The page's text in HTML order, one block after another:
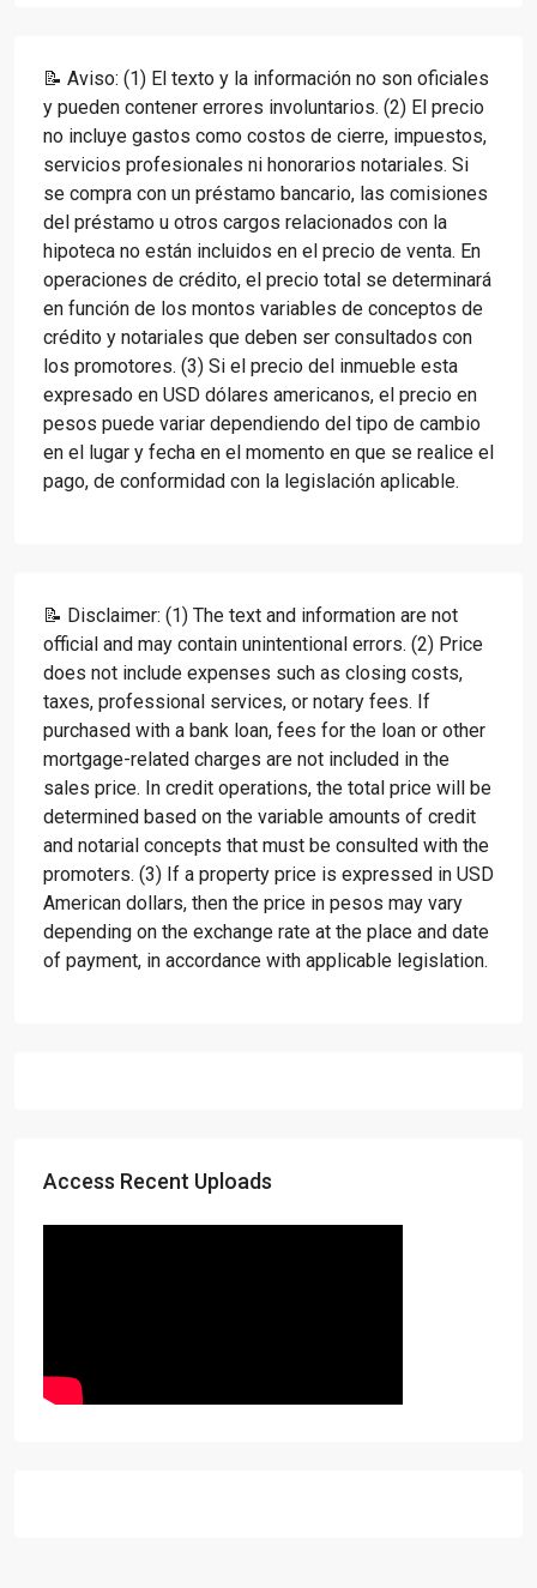
📝 Aviso: (1) El texto y la información no son oficiales
y pueden contener errores involuntarios. (2) El precio
no incluye gastos como costos de cierre, impuestos,
servicios profesionales ni honorarios notariales. Si
se compra con un préstamo bancario, las comisiones
del préstamo u otros cargos relacionados con la
hipoteca no están incluidos en el precio de venta. En
operaciones de crédito, el precio total se determinará
en función de los montos variables de conceptos de
crédito y notariales que deben ser consultados con
los promotores. (3) Si el precio del inmueble esta
expresado en USD dólares americanos, el precio en
pesos puede variar dependiendo del tipo de cambio
en el lugar y fecha en el momento en que se realice el
pago, de conformidad con la legislación aplicable.
📝 Disclaimer: (1) The text and information are not
official and may contain unintentional errors. (2) Price
does not include expenses such as closing costs,
taxes, professional services, or notary fees. If
purchased with a bank loan, fees for the loan or other
mortgage-related charges are not included in the
sales price. In credit operations, the total price will be
determined based on the variable amounts of credit
and notarial concepts that must be consulted with the
promoters. (3) If a property price is expressed in USD
American dollars, then the price in pesos may vary
depending on the exchange rate at the place and date
of payment, in accordance with applicable legislation.
Access Recent Uploads